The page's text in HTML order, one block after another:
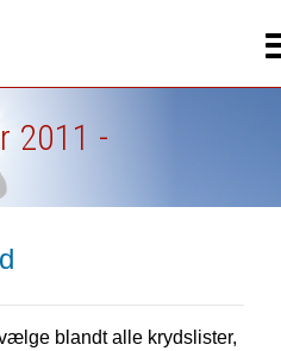
2011 -
blandt alle krydslister,